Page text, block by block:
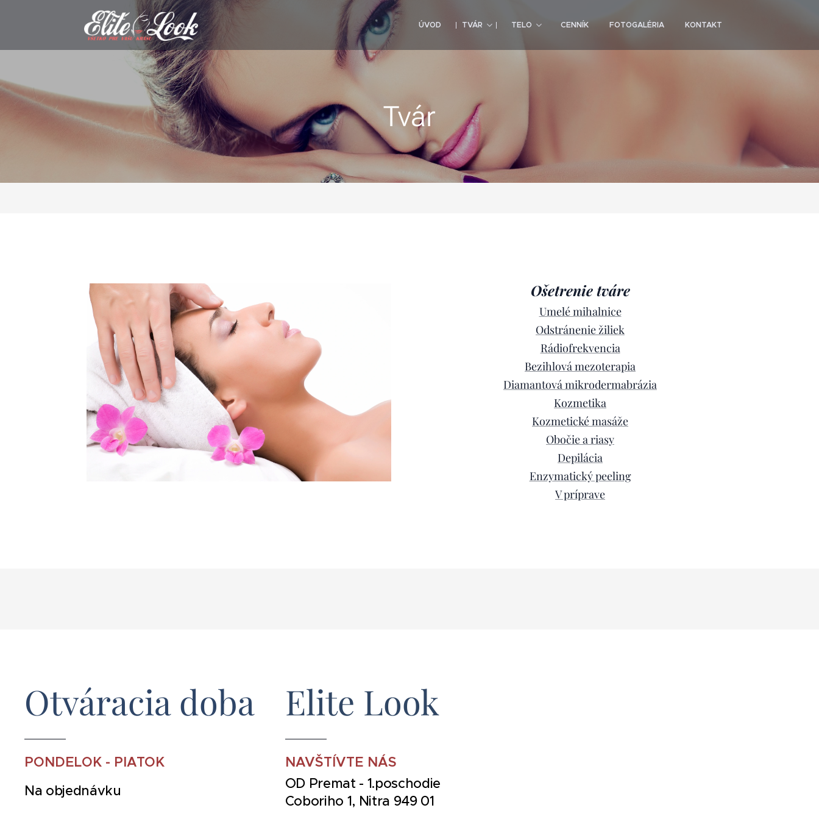
ÚVOD TVÁR TELO CENNÍK FOTOGALÉRIA KONTAKT
Tvár
Ošetrenie tváre
Umelé mihalnice
Odstránenie žiliek
Rádiofrekvencia
Bezihlová mezoterapia
Diamantová mikrodermabrázia
Kozmetika
Kozmetické masáže
Obočie a riasy
Depilácia
Enzymatický peeling
V príprave
Otváracia doba
PONDELOK - PIATOK
Na objednávku
Elite Look
NAVŠTÍVTE NÁS
OD Premat - 1.poschodie
Coboriho 1, Nitra 949 01